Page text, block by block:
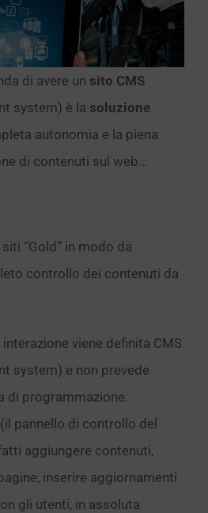
di avere un sito CMS
system) è la soluzione
autonomia e la piena
di contenuti sul web…
“Gold” in modo da
controllo dei contenuti da
viene definita CMS
system) e non prevede
di programmazione.
(il pannello di controllo del
aggiungere contenuti,
inserire aggiornamenti
gli utenti, in assoluta